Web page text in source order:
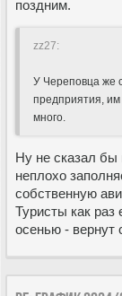
поздним.
zz27:
У Череповца же
предприятия, им
много.
Ну не сказал бы
неплохо
собственную
Туристы как
осенью - вернут